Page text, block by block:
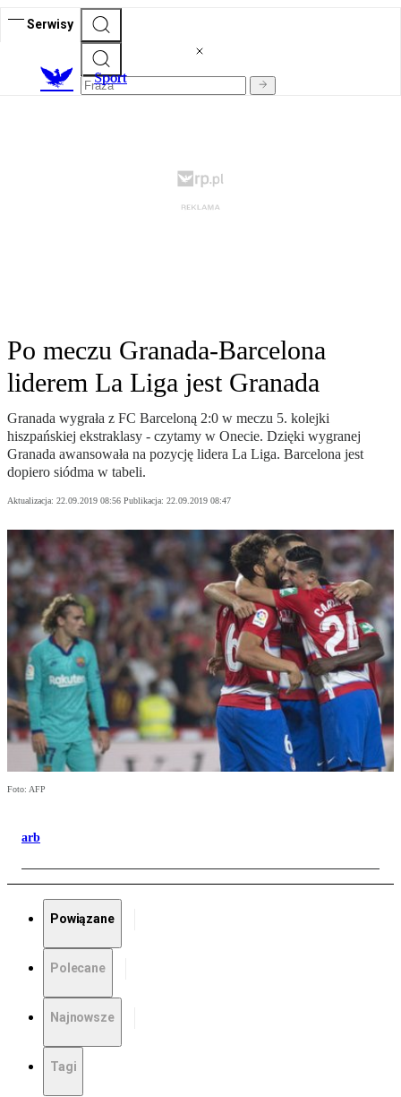
Serwisy
Sport
Po meczu Granada-Barcelona
liderem La Liga jest Granada
Granada wygrała z FC Barceloną 2:0 w meczu 5. kolejki
hiszpańskiej ekstraklasy - czytamy w Onecie. Dzięki wygranej
Granada awansowała na pozycję lidera La Liga. Barcelona jest
dopiero siódma w tabeli.
Aktualizacja: 22.09.2019 08:56 Publikacja: 22.09.2019 08:47
Foto: AFP
arb
Powiązane
Polecane
Najnowsze
Tagi